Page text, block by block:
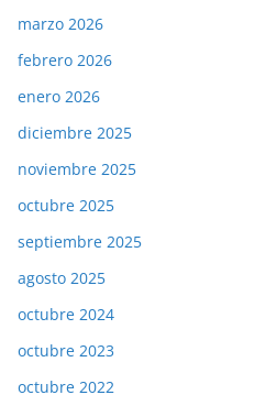
marzo 2026
febrero 2026
enero 2026
diciembre 2025
noviembre 2025
octubre 2025
septiembre 2025
agosto 2025
octubre 2024
octubre 2023
octubre 2022